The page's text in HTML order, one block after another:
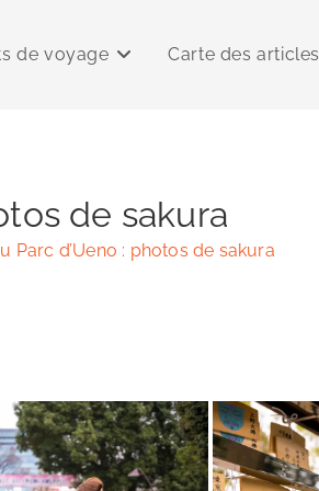
de voyage Carte des articles
de sakura
Parc d’Ueno : photos de sakura